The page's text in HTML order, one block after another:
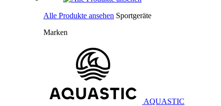
Alle Produkte ansehen Sportgeräte
Marken
AQUASTIC